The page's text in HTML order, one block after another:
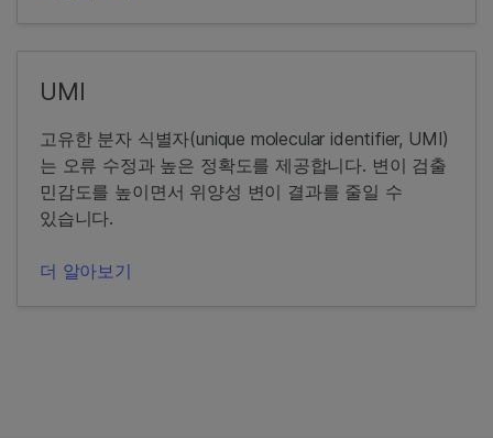
UMI
고유한 분자 식별자(unique molecular identifier, UMI)
는 오류 수정과 높은 정확도를 제공합니다. 변이 검출
민감도를 높이면서 위양성 변이 결과를 줄일 수
있습니다.
더 알아보기